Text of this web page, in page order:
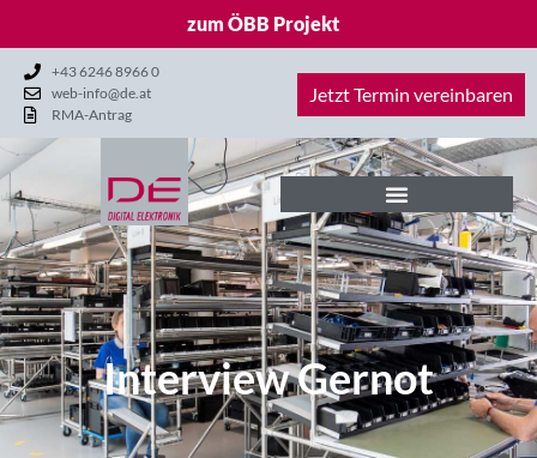
zum ÖBB Projekt
+43 6246 8966 0
web-info@de.at
RMA-Antrag
Jetzt Termin vereinbaren
Interview Gernot